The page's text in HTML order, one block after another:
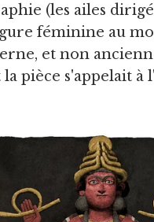
(les ailes
féminine au
et non
pièce s'appelait